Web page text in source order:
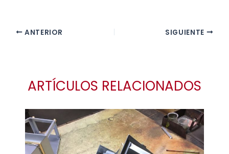
ANTERIOR SIGUIENTE
ARTÍCULOS RELACIONADOS